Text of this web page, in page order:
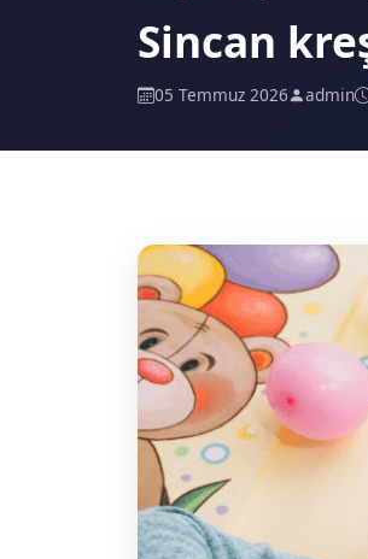
Sincan
05 Temmuz 2026 admin